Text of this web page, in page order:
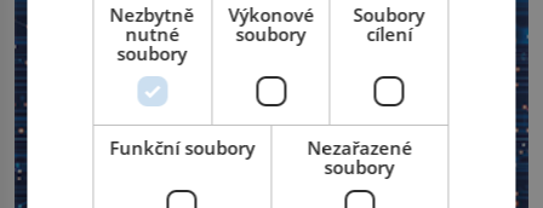
Nezbytně
nutné
soubory
Výkonové
soubory
Soubory
cílení
Funkční soubory
Nezařazené
soubory